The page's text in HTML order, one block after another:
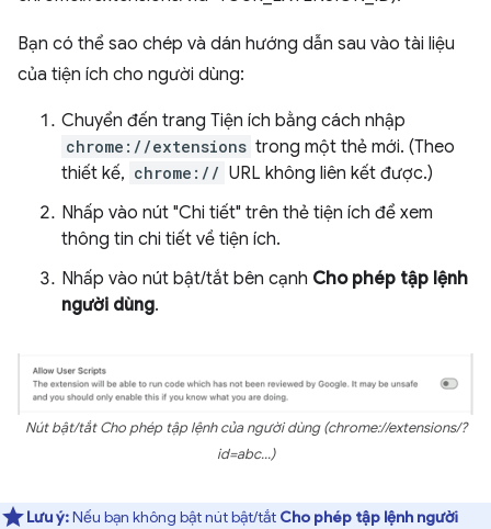
Bạn có thể sao chép và dán hướng dẫn sau vào tài liệu
của tiện ích cho người dùng:
Chuyển đến trang Tiện ích bằng cách nhập
chrome://extensions trong một thẻ mới. (Theo
thiết kế, chrome:// URL không liên kết được.)
Nhấp vào nút "Chi tiết" trên thẻ tiện ích để xem
thông tin chi tiết về tiện ích.
Nhấp vào nút bật/tắt bên cạnh Cho phép tập lệnh
người dùng.
Nút bật/tắt Cho phép tập lệnh của người dùng (chrome://extensions/?
id=abc...)
Lưu ý:Nếu bạn không bật nút bật/tắt Cho phép tập lệnh người